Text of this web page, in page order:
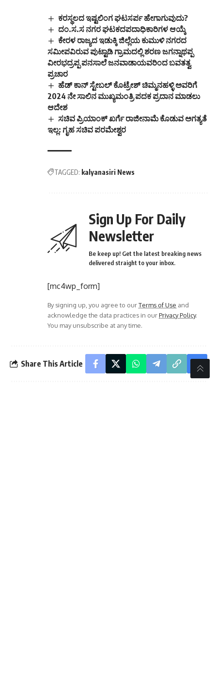
ಕರಸ್ಥಲದ ಇಷ್ಟಲಿಂಗ ಘಟಸರ್ಪ ಹೇಗಾಗುವುದು?
ದಂ.ಸ.ಸ ನಗರ ಘಟಕದಪದಾಧಿಕಾರಿಗಳ ಆಯ್ಕೆ
ಕೇರಳ ರಾಜ್ಯದ ಇಡುಕ್ಕಿ ಜಿಲ್ಲೆಯ ಕುಮುಳಿ ನಗರದ
ಸಮೀಪವಿರುವ ಪುಟ್ಟಾಡಿ ಗ್ರಾಮದಲ್ಲಿ ಶರಣ ಜಗನ್ನಾಥಪ್ಪ
ವೀರಭದ್ರಪ್ಪ ಪನಸಾಲೆ ಜನವಾಡಾಯವರಿಂದ ಬವತತ್ವ
ಪ್ರಚಾರ
ಹೆಡ್ ಕಾನ್ ಸ್ಟೇಬಲ್ ಕೊಟ್ರೇಶ್ ಚಿಮ್ಮನಹಳ್ಳಿ ಅವರಿಗೆ
2024 ನೇ ಸಾಲಿನ ಮುಖ್ಯಮಂತ್ರಿ ಪದಕ ಪ್ರದಾನ ಮಾಡಲು
ಆದೇಶ
ಸಚಿವ ಪ್ರಿಯಾಂಕ್‌ ಖರ್ಗೆ ರಾಜೀನಾಮೆ‌ ಕೊಡುವ ಅಗತ್ಯತೆ
ಇಲ್ಲ: ಗೃಹ ಸಚಿವ ಪರಮೇಶ್ವರ
TAGGED: kalyanasiri News
Sign Up For Daily
Newsletter
Be keep up! Get the latest breaking news
delivered straight to your inbox.
[mc4wp_form]
By signing up, you agree to ourTerms of Use and
acknowledge the data practices in ourPrivacy Policy.
You may unsubscribe at any time.
Share This Article